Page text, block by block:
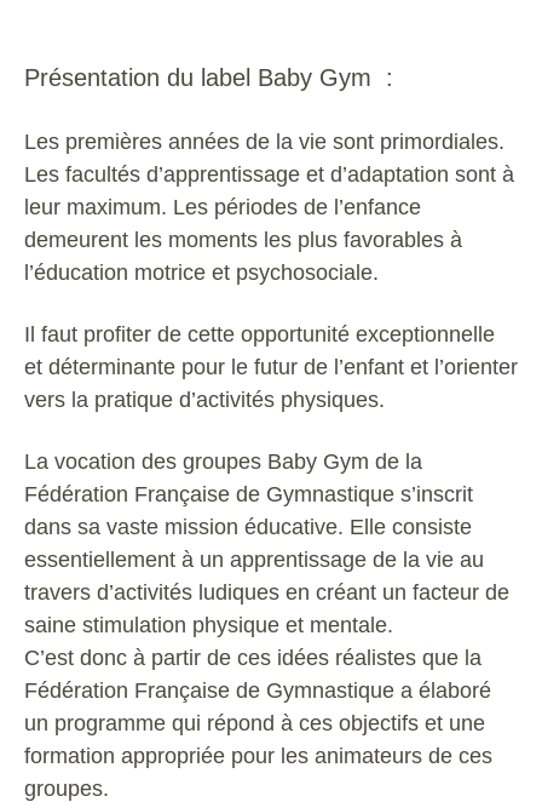
Présentation du label Baby Gym :
Les premières années de la vie sont primordiales.
Les facultés d’apprentissage et d’adaptation sont à
leur maximum. Les périodes de l’enfance
demeurent les moments les plus favorables à
l’éducation motrice et psychosociale.
Il faut profiter de cette opportunité exceptionnelle
et déterminante pour le futur de l’enfant et l’orienter
vers la pratique d’activités physiques.
La vocation des groupes Baby Gym de la
Fédération Française de Gymnastique s’inscrit
dans sa vaste mission éducative. Elle consiste
essentiellement à un apprentissage de la vie au
travers d’activités ludiques en créant un facteur de
saine stimulation physique et mentale.
C’est donc à partir de ces idées réalistes que la
Fédération Française de Gymnastique a élaboré
un programme qui répond à ces objectifs et une
formation appropriée pour les animateurs de ces
groupes.